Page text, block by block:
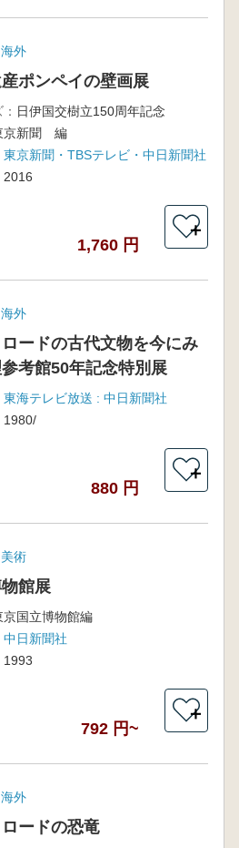
海外
ポンペイの壁画展
日伊国交樹立150周年記念
京新聞 編
東京新聞・TBSテレビ・中日新聞社
2016
1,760 円
＋
海外
ードの古代文物を今にみ
考館50年記念特別展
東海テレビ放送 : 中日新聞社
1980/
880 円
＋
美術
館展
京国立博物館編
中日新聞社
1993
792 円~
＋
海外
ードの恐竜